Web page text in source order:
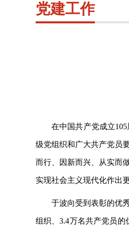
党建工作
在中国共产党成立
级党组织和广大共产党员
而行、因新而兴、从实而
实现社会主义现代化作出
于波向受到表彰的优
组织、3.4万名共产党员